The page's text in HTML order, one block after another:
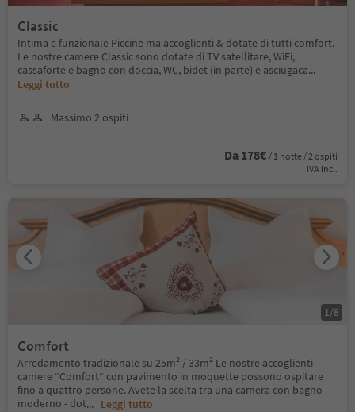
Classic
Intima e funzionale Piccine ma accoglienti & dotate di tutti comfort.
Le nostre camere Classic sono dotate di TV satellitare, WiFi,
cassaforte e bagno con doccia, WC, bidet (in parte) e asciugaca...
Leggi tutto
Massimo 2 ospiti
Da 178€ / 1 notte / 2 ospiti
IVA incl.
Comfort
Arredamento tradizionale su 25m² / 33m² Le nostre accoglienti
camere “Comfort“ con pavimento in moquette possono ospitare
fino a quattro persone. Avete la scelta tra una camera con bagno
moderno - dot... Leggi tutto
1 /8